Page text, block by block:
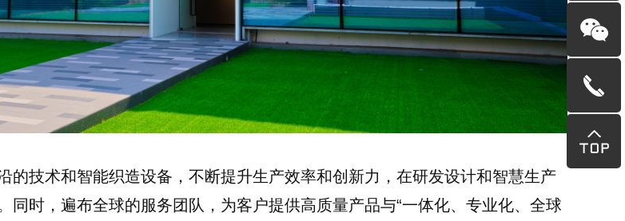
的技术和智能织造设备，不断提升生产效率和创新力，在研发设计和智慧生产
同时，遍布全球的服务团队，为客户提供高质量产品与“一体化、专业化、全球